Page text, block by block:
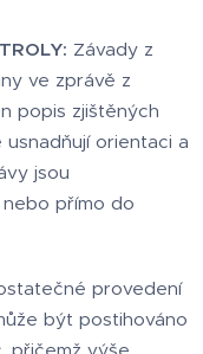
Závady z
ve zprávě z
popis zjištěných
orientaci a
jsou
přímo do
provedení
být postihováno